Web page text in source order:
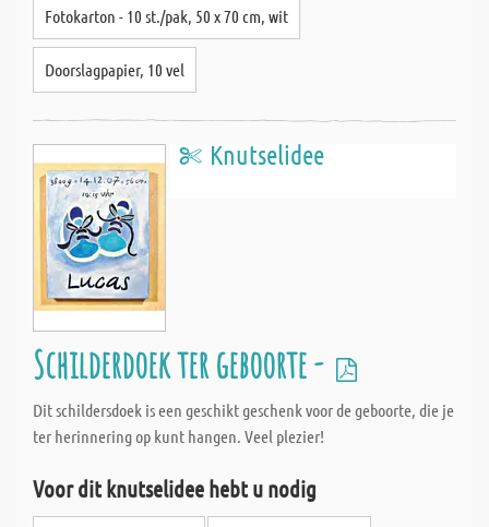
Fotokarton - 10 st./pak, 50 x 70 cm, wit
Doorslagpapier, 10 vel
Knutselidee
Schilderdoek ter geboorte -
Dit schildersdoek is een geschikt geschenk voor de geboorte, die je
ter herinnering op kunt hangen. Veel plezier!
Voor dit knutselidee hebt u nodig